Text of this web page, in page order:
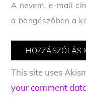
A nevem, e-mail
a böngészőben a
This site uses
your comment